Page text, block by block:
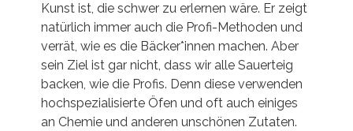
Kunst ist, die schwer zu erlernen wäre. Er zeigt
natürlich immer auch die Profi-Methoden und
verrät, wie es die Bäcker*innen machen. Aber
sein Ziel ist gar nicht, dass wir alle Sauerteig
backen, wie die Profis. Denn diese verwenden
hochspezialisierte Öfen und oft auch einiges
an Chemie und anderen unschönen Zutaten.